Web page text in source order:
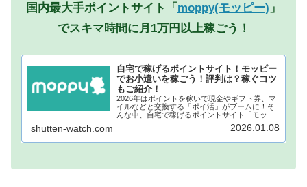
国内最大手ポイントサイト「 moppy(モッピー) 」
でスキマ時間に月1万円以上稼ごう！
自宅で稼げるポイントサイト！モッピー
でお小遣いを稼ごう！評判は？稼ぐコツ
もご紹介！
2026年はポイントを稼いで現金やギフト券、マ
イルなどと交換する「ポイ活」がブームに！そ
んな中、自宅で稼げるポイントサイト「モッピ
ー」が注目されています！モッピーに登録し、
自宅でポイントを稼げば、あなたも月1万円稼ぐ
shutten-watch.com 2026.01.08